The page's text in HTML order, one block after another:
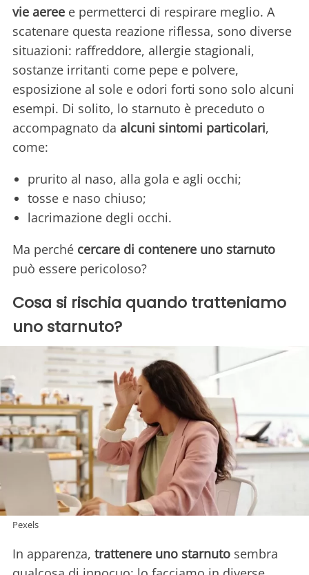
vie aeree e permetterci di respirare meglio. A
scatenare questa reazione riflessa, sono diverse
situazioni: raffreddore, allergie stagionali,
sostanze irritanti come pepe e polvere,
esposizione al sole e odori forti sono solo alcuni
esempi. Di solito, lo starnuto è preceduto o
accompagnato da alcuni sintomi particolari,
come:
prurito al naso, alla gola e agli occhi;
tosse e naso chiuso;
lacrimazione degli occhi.
Ma perché cercare di contenere uno starnuto
può essere pericoloso?
Cosa si rischia quando tratteniamo
uno starnuto?
Pexels
In apparenza, trattenere uno starnuto sembra